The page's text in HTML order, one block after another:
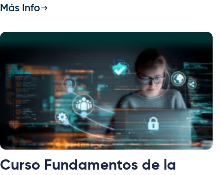
Más Info
Curso Fundamentos de la